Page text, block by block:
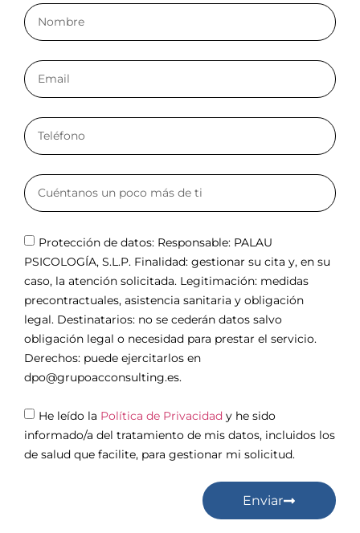
Protección de datos: Responsable: PALAU
PSICOLOGÍA, S.L.P. Finalidad: gestionar su cita y, en su
caso, la atención solicitada. Legitimación: medidas
precontractuales, asistencia sanitaria y obligación
legal. Destinatarios: no se cederán datos salvo
obligación legal o necesidad para prestar el servicio.
Derechos: puede ejercitarlos en
dpo@grupoacconsulting.es.
He leído la Política de Privacidad y he sido
informado/a del tratamiento de mis datos, incluidos los
de salud que facilite, para gestionar mi solicitud.
Enviar